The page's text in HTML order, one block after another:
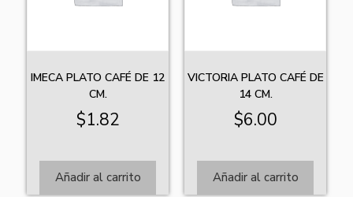
IMECA PLATO CAFÉ DE 12
CM.
$1.82
Añadir al carrito
VICTORIA PLATO CAFÉ DE
14 CM.
$6.00
Añadir al carrito